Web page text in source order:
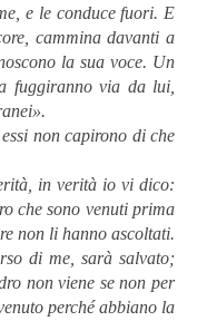
e le conduce fuori. E
cammina davanti a
la sua voce. Un
fuggiranno via da lui,
non capirono di che
in verità io vi dico:
che sono venuti prima
non li hanno ascoltati.
di me, sarà salvato;
non viene se non per
perché abbiano la